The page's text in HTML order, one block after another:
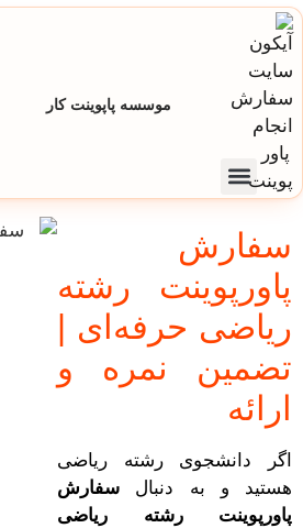
موسسه پاپوینت کار
سفارش
پاورپوینت رشته
ریاضی حرفه‌ای |
تضمین نمره و
ارائه
اگر دانشجوی رشته ریاضی
هستید و به دنبال سفارش
پاورپوینت رشته ریاضی